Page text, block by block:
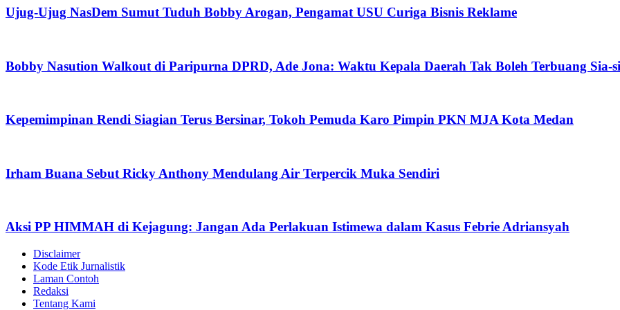
Ujug-Ujug NasDem Sumut Tuduh Bobby Arogan, Pengamat USU Curiga Bisnis Reklame
Bobby Nasution Walkout di Paripurna DPRD, Ade Jona: Waktu Kepala Daerah Tak Boleh Terbuang Sia-
Kepemimpinan Rendi Siagian Terus Bersinar, Tokoh Pemuda Karo Pimpin PKN MJA Kota Medan
Irham Buana Sebut Ricky Anthony Mendulang Air Terpercik Muka Sendiri
Aksi PP HIMMAH di Kejagung: Jangan Ada Perlakuan Istimewa dalam Kasus Febrie Adriansyah
Disclaimer
Kode Etik Jurnalistik
Laman Contoh
Redaksi
Tentang Kami